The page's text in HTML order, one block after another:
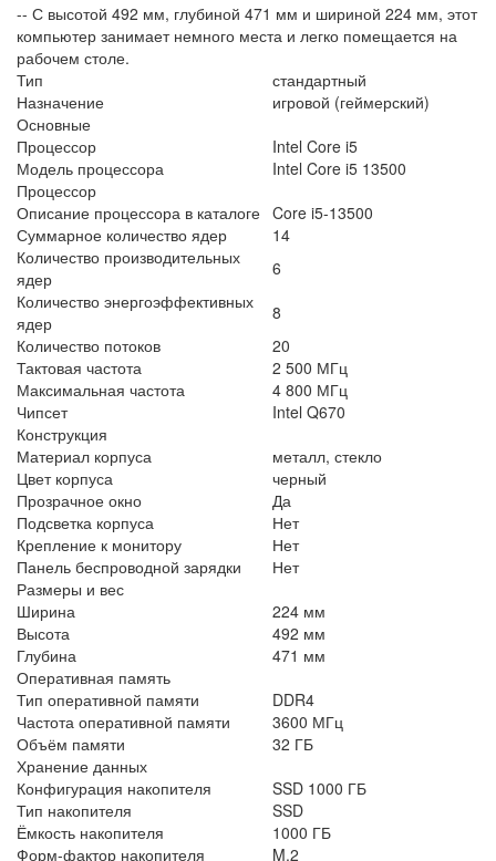
-- С высотой 492 мм, глубиной 471 мм и шириной 224 мм, этот
компьютер занимает немного места и легко помещается на
рабочем столе.
Тип
стандартный
Назначение
игровой (геймерский)
Основные
Процессор
Intel Core i5
Модель процессора
Intel Core i5 13500
Процессор
Описание процессора в каталоге Core i5-13500
Суммарное количество ядер
14
Количество производительных
ядер
6
Количество энергоэффективных
ядер
8
Количество потоков
20
Тактовая частота
2 500 МГц
Максимальная частота
4 800 МГц
Чипсет
Intel Q670
Конструкция
Материал корпуса
металл, стекло
Цвет корпуса
черный
Прозрачное окно
Да
Подсветка корпуса
Нет
Крепление к монитору
Нет
Панель беспроводной зарядки
Нет
Размеры и вес
Ширина
224 мм
Высота
492 мм
Глубина
471 мм
Оперативная память
Тип оперативной памяти
DDR4
Частота оперативной памяти
3600 МГц
Объём памяти
32 ГБ
Хранение данных
Конфигурация накопителя
SSD 1000 ГБ
Тип накопителя
SSD
Ёмкость накопителя
1000 ГБ
Форм-фактор накопителя
M.2